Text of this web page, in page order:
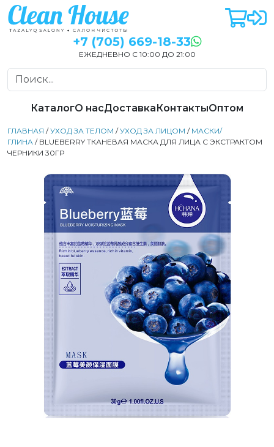
+7 (705) 669-18-33
ЕЖЕДНЕВНО С 10:00 ДО 21:00
КаталогО насДоставкаКонтактыОптом
ГЛАВНАЯ /УХОД ЗА ТЕЛОМ /УХОД ЗА ЛИЦОМ / МАСКИ/
ГЛИНА / BLUEBERRY ТКАНЕВАЯ МАСКА ДЛЯ ЛИЦА С ЭКСТРАКТОМ
ЧЕРНИКИ 30ГР